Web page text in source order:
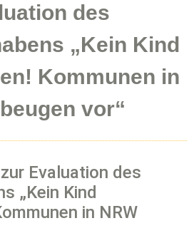
des
„Kein Kind
Kommunen in
vor“
Evaluation des
„Kein Kind
in NRW